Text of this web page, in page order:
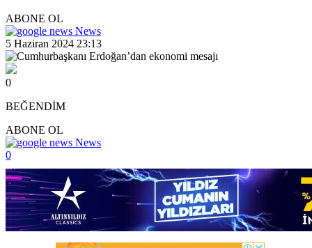
ABONE OL
News
5 Haziran 2024 23:13
0
BEĞENDİM
ABONE OL
News
0